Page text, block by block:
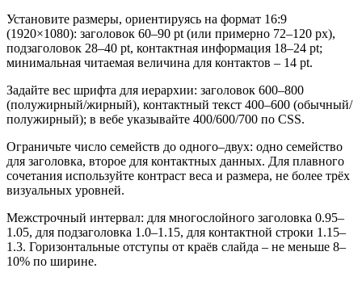
Установите размеры, ориентируясь на формат 16:9
(1920×1080): заголовок 60–90 pt (или примерно 72–120 px),
подзаголовок 28–40 pt, контактная информация 18–24 pt;
минимальная читаемая величина для контактов – 14 pt.
Задайте вес шрифта для иерархии: заголовок 600–800
(полужирный/жирный), контактный текст 400–600 (обычный/
полужирный); в вебе указывайте 400/600/700 по CSS.
Ограничьте число семейств до одного–двух: одно семейство
для заголовка, второе для контактных данных. Для плавного
сочетания используйте контраст веса и размера, не более трёх
визуальных уровней.
Межстрочный интервал: для многослойного заголовка 0.95–
1.05, для подзаголовка 1.0–1.15, для контактной строки 1.15–
1.3. Горизонтальные отступы от краёв слайда – не меньше 8–
10% по ширине.